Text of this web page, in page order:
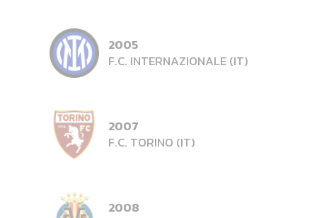
2005
F.C. INTERNAZIONALE (IT)
2007
F.C. TORINO (IT)
2008